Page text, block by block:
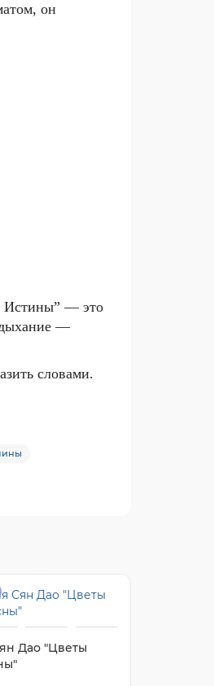
он
Истины” — это
—
словами.
Дао "Цветы